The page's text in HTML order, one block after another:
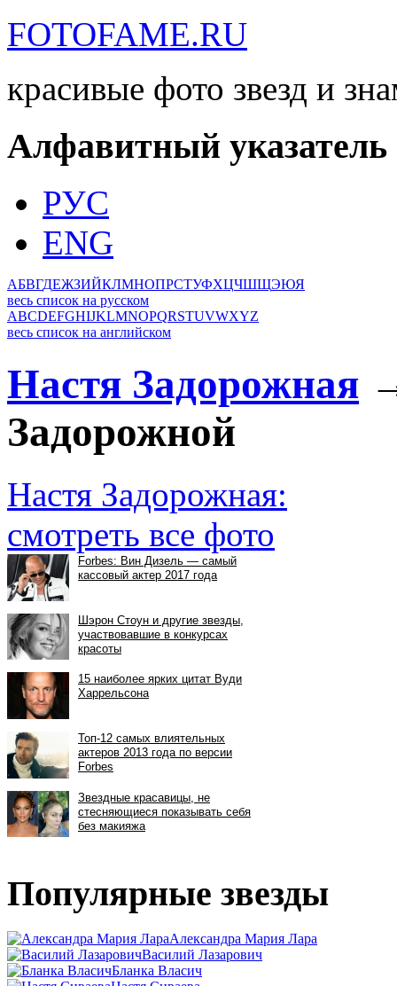
FOTOFAME.RU
красивые фото звезд и
Алфавитный указатель
РУС
ENG
АБВГДЕЖЗИЙКЛМНОПРСТУФХЦЧШЩЭЮЯ
весь список на русском
ABCDEFGHIJKLMNOPQRSTUVWXYZ
весь список на английском
Настя Задорожная
Задорожной
Настя Задорожная:
смотреть все фото
Популярные звезды
Александра Мария Лара
Василий Лазарович
Бланка Власич